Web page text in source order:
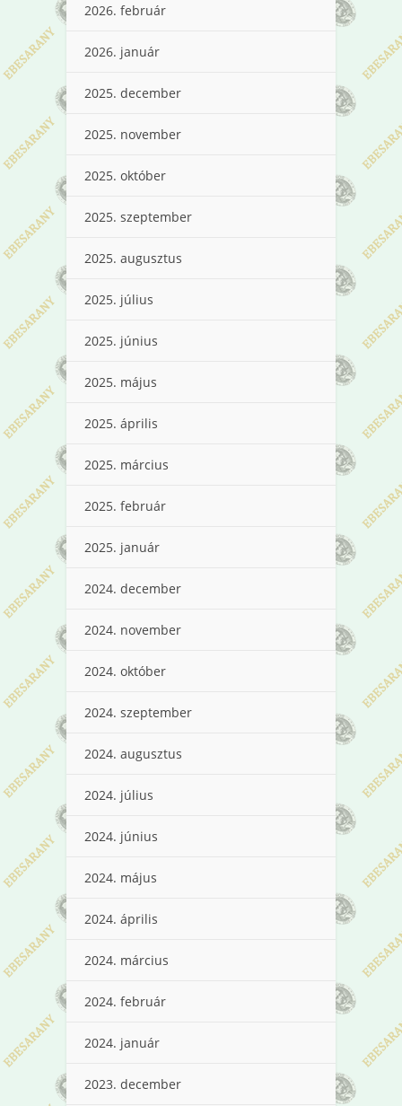
2026. február
2026. január
2025. december
2025. november
2025. október
2025. szeptember
2025. augusztus
2025. július
2025. június
2025. május
2025. április
2025. március
2025. február
2025. január
2024. december
2024. november
2024. október
2024. szeptember
2024. augusztus
2024. július
2024. június
2024. május
2024. április
2024. március
2024. február
2024. január
2023. december